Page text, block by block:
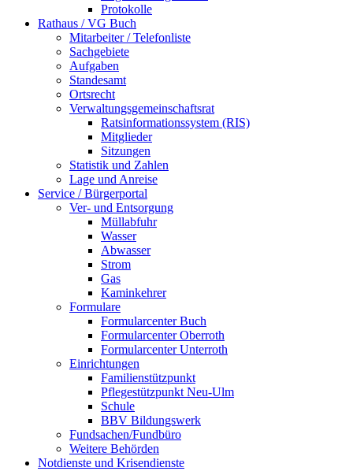
Protokolle
Rathaus / VG Buch
Mitarbeiter / Telefonliste
Sachgebiete
Aufgaben
Standesamt
Ortsrecht
Verwaltungsgemeinschaftsrat
Ratsinformationssystem (RIS)
Mitglieder
Sitzungen
Statistik und Zahlen
Lage und Anreise
Service / Bürgerportal
Ver- und Entsorgung
Müllabfuhr
Wasser
Abwasser
Strom
Gas
Kaminkehrer
Formulare
Formularcenter Buch
Formularcenter Oberroth
Formularcenter Unterroth
Einrichtungen
Familienstützpunkt
Pflegestützpunkt Neu-Ulm
Schule
BBV Bildungswerk
Fundsachen/Fundbüro
Weitere Behörden
Notdienste und Krisendienste